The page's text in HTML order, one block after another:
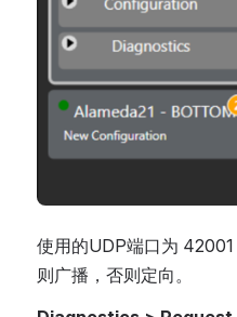
使用的UDP端口为
则广播，否则定向。